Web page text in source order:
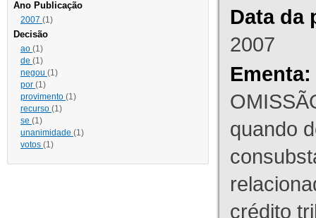
Ano Publicação
2007 (1)
Decisão
ao (1)
de (1)
negou (1)
por (1)
provimento (1)
recurso (1)
se (1)
unanimidade (1)
votos (1)
Data da
2007
Ementa:
quando
crédito